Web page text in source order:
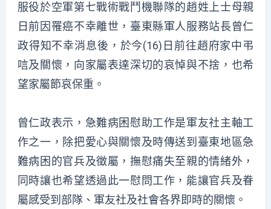
服役於空軍第七戰術戰鬥機聯隊的趙姓上士母親
日前因罹癌不幸離世，臺東縣軍人服務站長曾仁
政得知不幸消息後，於今(16)日前往趙府家中弔
唁及關懷，向家屬表達深切的哀悼與不捨，也希
望家屬節哀保重。
曾仁政表示，急難病困慰助工作是軍友社主軸工
作之一，除把愛心與關懷及時傳送到臺東地區急
難病困的官兵及徵屬，撫慰痛失至親的情緒外，
同時讓也希望透過此一慰問工作，能讓官兵及眷
屬感受到部隊、軍友社及社會各界即時的關懷。